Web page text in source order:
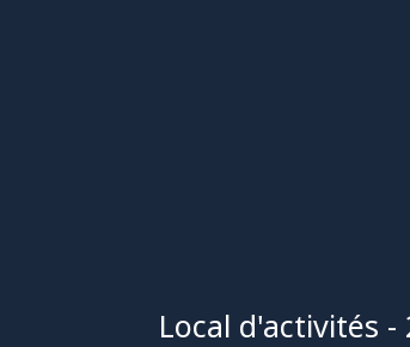
Local d'activités -